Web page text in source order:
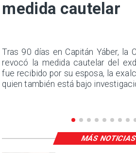
medida cautelar
Tras 90 días en Capitán Yáber, la
revocó la medida cautelar del
fue recibido por su esposa, la
quien también está bajo
MÁS NOTICIAS